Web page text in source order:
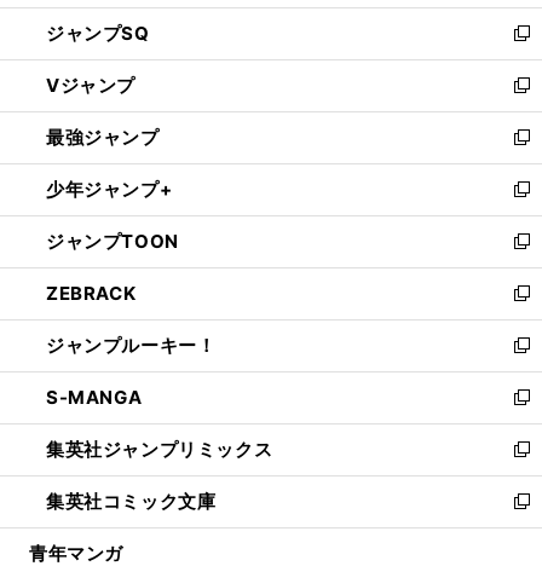
: 【
動
画】
馬場ふみかさん、
ハワイアンヨガ「風
車のポーズ」
に挑戦！
し
い
ウ
ィ
ン
ド
ウ
で
開
く
ジャンプSQ
新
し
い
ウ
ィ
ン
ド
ウ
で
開
く
Vジャンプ
新
し
い
ウ
ィ
ン
ド
ウ
で
開
く
最強ジャンプ
新
し
い
ウ
ィ
ン
ド
ウ
で
開
く
少年ジャンプ+
新
し
い
ウ
ィ
ン
ド
ウ
で
開
く
ジャンプTOON
新
し
い
ウ
ィ
ン
ド
ウ
で
開
く
ZEBRACK
新
し
い
ウ
ィ
ン
ド
ウ
で
開
ジャンプルーキー！
新
し
い
ウ
ィ
ン
ド
ウ
S-MANGA
新
し
い
ウ
ィ
ン
集英社ジャンプリミックス
新
し
い
ウ
集英社コミック文庫
新
し
青年マンガ